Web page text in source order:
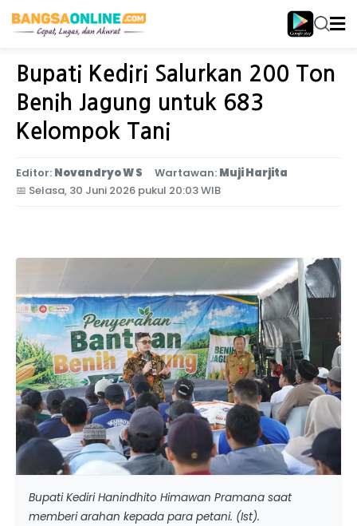
Home Jawa Timur
Bupati Kediri Salurkan 200 Ton
Benih Jagung untuk 683
Kelompok Tani
Editor: Novandryo W S Wartawan: Muji Harjita
📅 Selasa, 30 Juni 2026 pukul 20:03 WIB
Bupati Kediri Hanindhito Himawan Pramana saat
memberi arahan kepada para petani. (Ist).